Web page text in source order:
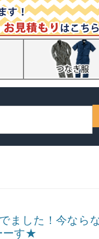
ました！今なら
ーす★